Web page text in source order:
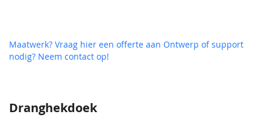
Dranghekdoek
Maatwerk? Vraag hier een offerte aan Ontwerp of support
nodig? Neem contact op!